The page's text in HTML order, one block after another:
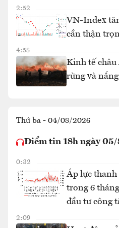
2:52
VN-Index
cần thận
4:58
Kinh tế châu
rừng và
Thứ ba - 04/08/2026
Điểm tin 18h ngày 05/
0:32
Áp lực thanh
trong 6
đầu tư công
2:09